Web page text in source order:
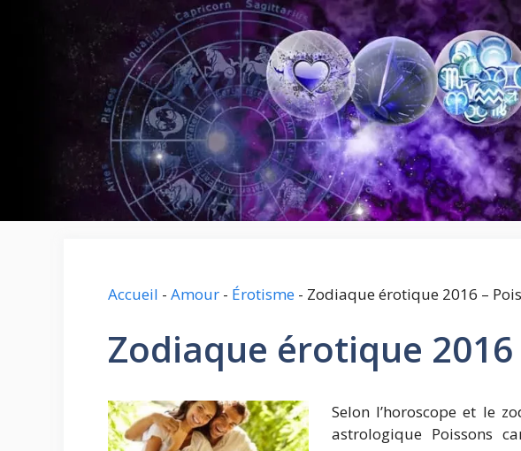
Accueil - Amour - Érotisme - Zodiaque érotique 2016 –
Zodiaque érotique 2016
Selon l’horoscope et le
astrologique Poissons